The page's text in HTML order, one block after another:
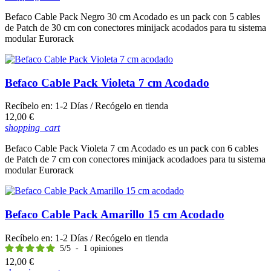
Befaco Cable Pack Negro 30 cm Acodado es un pack con 5 cables
de Patch de 30 cm con conectores minijack acodados para tu sistema
modular Eurorack
Befaco Cable Pack Violeta 7 cm Acodado
Recíbelo en: 1-2 Días / Recógelo en tienda
Precio
12,00 €
shopping_cart
Befaco Cable Pack Violeta 7 cm Acodado es un pack con 6 cables
de Patch de 7 cm con conectores minijack acodadoes para tu sistema
modular Eurorack
Befaco Cable Pack Amarillo 15 cm Acodado
Recíbelo en: 1-2 Días / Recógelo en tienda
5/5 - 1 opiniones
Precio
12,00 €